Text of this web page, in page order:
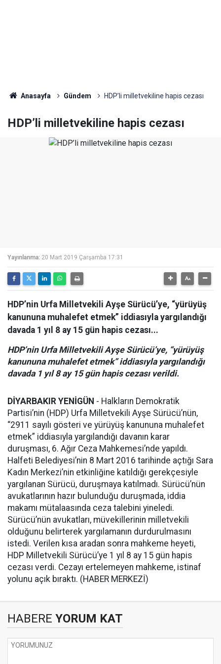
Anasayfa Gündem HDP’li milletvekiline hapis cezası
HDP’li milletvekiline hapis cezası
Yayınlanma: 20 Mart 2019 Çarşamba 17:31
HDP’nin Urfa Milletvekili Ayşe Sürücü’ye, “yürüyüş
kanununa muhalefet etmek” iddiasıyla yargılandığı
davada 1 yıl 8 ay 15 gün hapis cezası...
HDP’nin Urfa Milletvekili Ayşe Sürücü’ye, “yürüyüş
kanununa muhalefet etmek” iddiasıyla yargılandığı
davada 1 yıl 8 ay 15 gün hapis cezası verildi.
DİYARBAKIR YENİGÜN - Halkların Demokratik
Partisi’nin (HDP) Urfa Milletvekili Ayşe Sürücü’nün,
“2911 sayılı gösteri ve yürüyüş kanununa muhalefet
etmek” iddiasıyla yargılandığı davanın karar
duruşması, 6. Ağır Ceza Mahkemesi’nde yapıldı.
Halfeti Belediyesi’nin 8 Mart 2016 tarihinde açtığı Sara
Kadın Merkezi’nin etkinliğine katıldığı gerekçesiyle
yargılanan Sürücü, duruşmaya katılmadı. Sürücü’nün
avukatlarının hazır bulunduğu duruşmada, iddia
makamı mütalaasında ceza talebini yineledi.
Sürücü’nün avukatları, müvekillerinin milletvekili
olduğunu belirterek yargılamanın durdurulmasını
istedi. Verilen kısa aradan sonra mahkeme heyeti,
HDP Milletvekili Sürücü’ye 1 yıl 8 ay 15 gün hapis
cezası verdi. Cezayı ertelemeyen mahkeme, istinaf
yolunu açık bıraktı. (HABER MERKEZİ)
HABERE YORUM KAT